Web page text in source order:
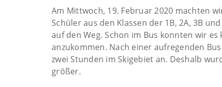
Am Mittwoch, 19. Februar 2020 machten
Schüler aus den Klassen der 1B, 2A, 3B
auf den Weg. Schon im Bus konnten wir
anzukommen. Nach einer aufregenden
zwei Stunden im Skigebiet an. Deshalb
größer.